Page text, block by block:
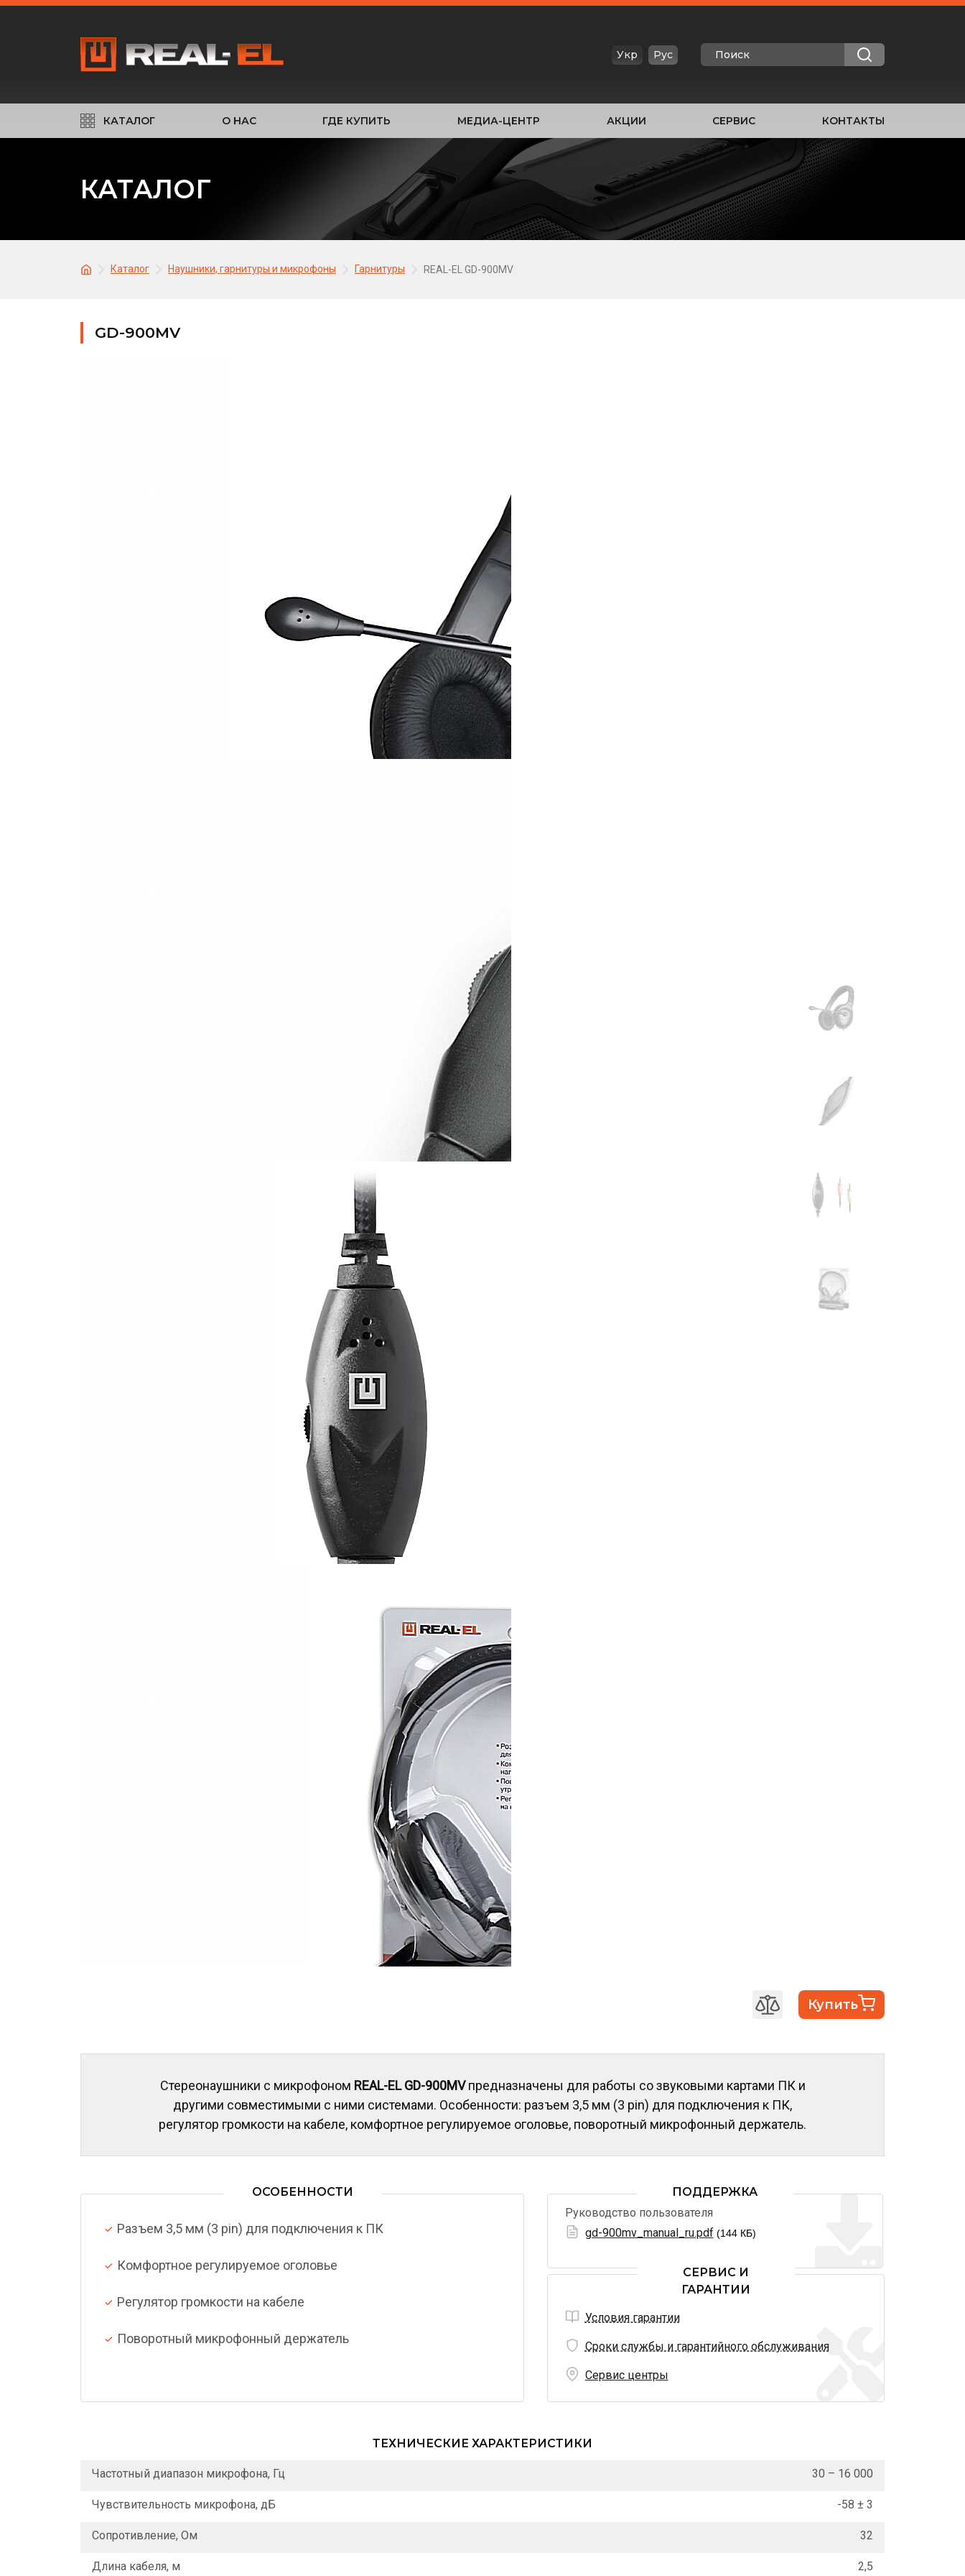
Укр Рус
КАТАЛОГ О НАС ГДЕ КУПИТЬ МЕДИА-ЦЕНТР АКЦИИ СЕРВИС КОНТАКТЫ
КАТАЛОГ
Каталог Наушники, гарнитуры и микрофоны Гарнитуры REAL-EL GD-900MV
GD-900MV
Купить
Стереонаушники с микрофоном REAL-EL GD-900MVпредназначены для работы со звуковыми картами ПК и
другими совместимыми с ними системами. Особенности: разъем 3,5 мм (3 pin) для подключения к ПК,
регулятор громкости на кабеле, комфортное регулируемое оголовье, поворотный микрофонный держатель.
ОСОБЕННОСТИ
Разъем 3,5 мм (3 pin) для подключения к ПК
Комфортное регулируемое оголовье
Регулятор громкости на кабеле
Поворотный микрофонный держатель
ПОДДЕРЖКА
Руководство пользователя
gd-900mv_manual_ru.pdf (144 КБ)
СЕРВИС И
ГАРАНТИИ
Условия гарантии
Сроки службы и гарантийного обслуживания
Сервис центры
ТЕХНИЧЕСКИЕ ХАРАКТЕРИСТИКИ
Частотный диапазон микрофона, Гц 30 – 16 000
Чувствительность микрофона, дБ -58 ± 3
Сопротивление, Ом 32
Длина кабеля, м 2,5